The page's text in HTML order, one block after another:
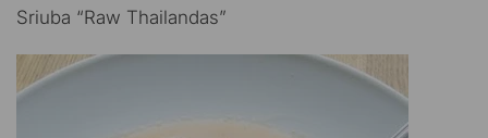
Sriuba “Raw Thailandas”